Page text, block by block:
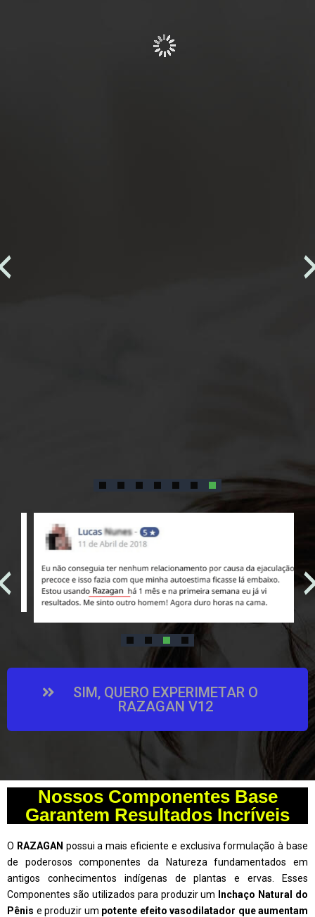
SIM, QUERO EXPERIMETAR O
RAZAGAN V12
Nossos Componentes Base
Garantem Resultados Incríveis
O RAZAGAN possui a mais eficiente e exclusiva formulação à base
de poderosos componentes da Natureza fundamentados em
antigos conhecimentos indígenas de plantas e ervas. Esses
Componentes são utilizados para produzir um
Inchaço Natural do
Pênis e produzir um potente efeito vasodilatador que aumentam